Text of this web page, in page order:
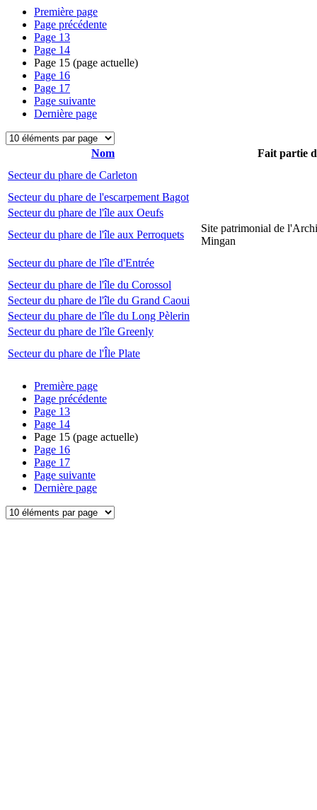
Première page
Page précédente
Page 13
Page 14
Page 15 (page actuelle)
Page 16
Page 17
Page suivante
Dernière page
Nom
Fait partie
Secteur du phare de Carleton
Secteur du phare de l'escarpement Bagot
Secteur du phare de l'île aux Oeufs
Secteur du phare de l'île aux Perroquets
Site patrimonial de
Mingan
Secteur du phare de l'île d'Entrée
Secteur du phare de l'île du Corossol
Secteur du phare de l'île du Grand Caoui
Secteur du phare de l'île du Long Pèlerin
Secteur du phare de l'île Greenly
Secteur du phare de l'Île Plate
Première page
Page précédente
Page 13
Page 14
Page 15 (page actuelle)
Page 16
Page 17
Page suivante
Dernière page